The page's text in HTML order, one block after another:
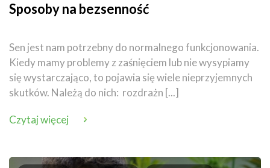
Sposoby na bezsenność
Sen jest nam potrzebny do normalnego funkcjonowania.
Kiedy mamy problemy z zaśnięciem lub nie wysypiamy
się wystarczająco, to pojawia się wiele nieprzyjemnych
skutków. Należą do nich: rozdrażn [...]
Czytaj więcej